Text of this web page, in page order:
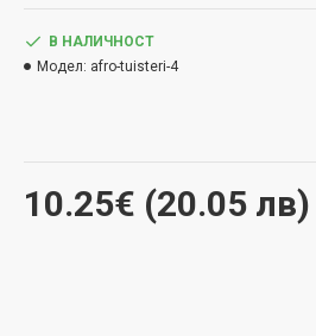
10.25€ (20.05 лв)
В НАЛИЧНОСТ
Модел: afro-tuisteri-4